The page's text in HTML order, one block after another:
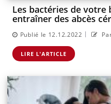
Les bactéries de
entraîner des abcès
Publié le 12.12.2022 |
LIRE L'ARTICLE